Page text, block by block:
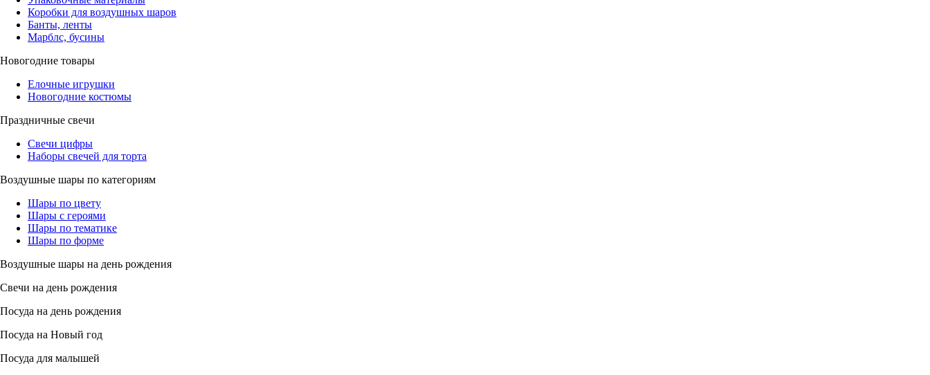
Коробки для воздушных шаров
Банты, ленты
Марблс, бусины
Новогодние товары
Елочные игрушки
Новогодние костюмы
Праздничные свечи
Свечи цифры
Наборы свечей для торта
Воздушные шары по категориям
Шары по цвету
Шары с героями
Шары по тематике
Шары по форме
Воздушные шары на день рождения
Свечи на день рождения
Посуда на день рождения
Посуда на Новый год
Посуда для малышей